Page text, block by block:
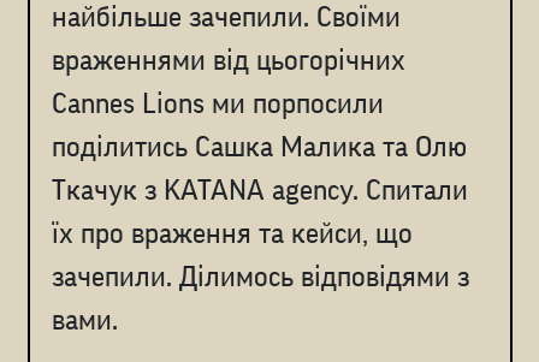
найбільше зачепили. Cвоїми
враженнями від цьогорічних
Cannes Lions ми порпосили
поділитись Сашка Малика та Олю
Ткачук з KATANA agency. Спитали
їх про враження та кейси, що
зачепили. Ділимось відповідями з
вами.